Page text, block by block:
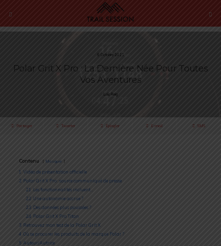
6 Octobre 2021
Polar Grit X Pro : La Dernière Née Pour Toutes
Vos Aventures
Loïc Roig
Partager Tweeter Épingler E-mail SMS
Contenu Masquer
1 Vidéo de présentation officielle
2 Polar Grit X Pro : source communiqué de presse
2.1
Les fonctionnalités incluent…
2.2 Une autonomie accrue ?
2.3 Des données plus poussées ?
2.4 Polar Grit X Pro Titan
3 Retrouvez mon test de la Polar Grit X
4 Où se procurer les produits de la marque Polar ?
5 Auteur/Autrice